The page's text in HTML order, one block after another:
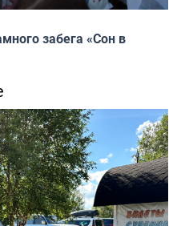
забега «Сон в